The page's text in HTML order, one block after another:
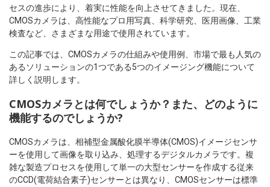
セスの進歩により、着実に性能を向上させてきました。現在、
CMOSカメラは、高性能なプロ用写真、科学研究、医用画像、工業
検査など、さまざまな用途で使用されています。
この記事では、CMOSカメラの仕組みや使用例、市場で最も人気の
あるソリューションの1つである5つのイメージング機能について
詳しく説明します。
CMOSカメラとは何でしょうか？また、どのように
機能するのでしょうか?
CMOSカメラは、相補型金属酸化膜半導体(CMOS)イメージセンサ
ーを使用して画像を取り込み、処理するデジタルカメラです。複
雑な製造プロセスを使用して単一の大型センサーを作成する従来
のCCD(電荷結合素子)センサーとは異なり、CMOSセンサーは標準